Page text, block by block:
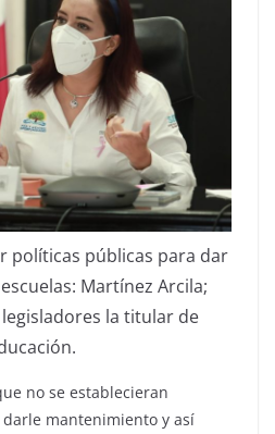
políticas públicas para dar
Martínez Arcila;
la titular de
no se establecieran
mantenimiento y así